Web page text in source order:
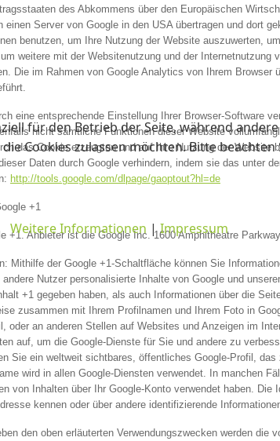
des Abkommens über den Europäischen
Server von Google in den USA übertragen und dort
benutzen, um Ihre Nutzung der Website auszuwerten,
weitere mit der Websitenutzung und der Internetnutzung
Die im Rahmen von Google Analytics von Ihrem Browser
eine entsprechende Einstellung Ihrer Browser-Software
nicht sämtliche Funktionen dieser Website
das Cookie erzeugten und auf Ihre Nutzung der Website
Daten durch Google verhindern, indem sie das unter
http://tools.google.com/dlpage/gaoptout?hl=de
+1
+1. Anbieter ist die Google Inc. 1600 Amphitheatre
Mithilfe der Google +1-Schaltfläche können Sie
Nutzer personalisierte Inhalte von Google und
+1 gegeben haben, als auch Informationen über die
zusammen mit Ihrem Profilnamen und Ihrem Foto in
oder an anderen Stellen auf Websites und Anzeigen im
auf, um die Google-Dienste für Sie und andere zu
Sie ein weltweit sichtbares, öffentliches Google-Profil, das
wird in allen Google-Diensten verwendet. In manchen
von Inhalten über Ihr Google-Konto verwendet haben. Die
kennen oder über andere identifizierende
den oben erläuterten Verwendungszwecken werden die
für den Betrieb der Seite, während
Cookies zulassen möchten. Bitte
Weitere Informationen |Impressum